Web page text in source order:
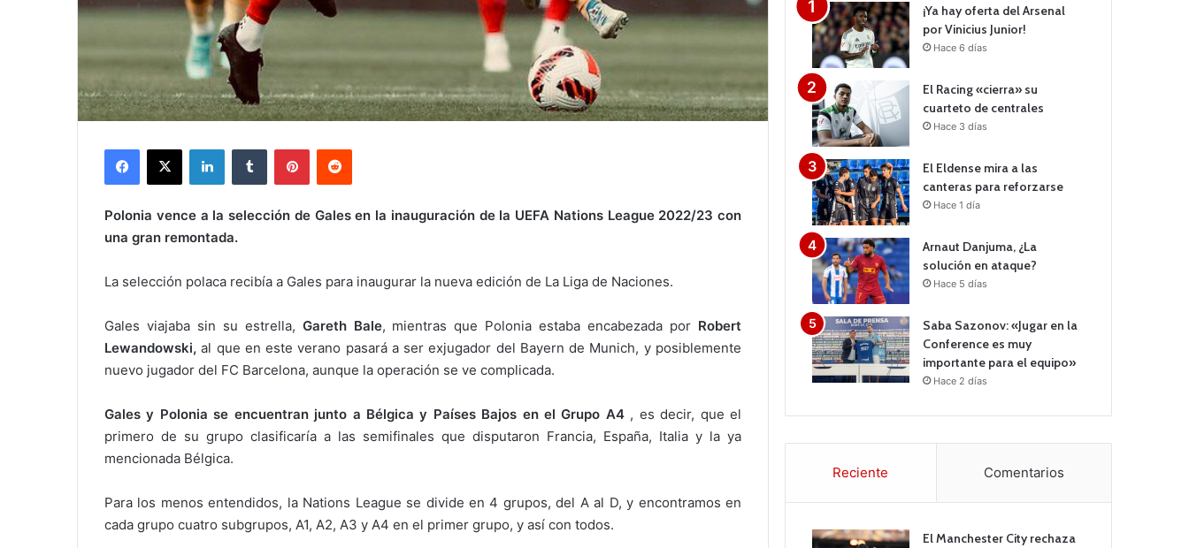
Polonia vence a la selección de Gales en la inauguración de la UEFA Nations League 2022/23 con
una gran remontada.
La selección polaca recibía a Gales para inaugurar la nueva edición de La Liga de Naciones.
Gales viajaba sin su estrella, Gareth Bale, mientras que Polonia estaba encabezada por Robert
Lewandowski, al que en este verano pasará a ser exjugador del Bayern de Munich, y posiblemente
nuevo jugador del FC Barcelona, aunque la operación se ve complicada.
Gales y Polonia se encuentran junto a Bélgica y Países Bajos en el Grupo A4, es decir, que el
primero de su grupo clasificaría a las semifinales que disputaron Francia, España, Italia y la ya
mencionada Bélgica.
Para los menos entendidos, la Nations League se divide en 4 grupos, del A al D, y encontramos en
cada grupo cuatro subgrupos, A1, A2, A3 y A4 en el primer grupo, y así con todos.
¡Ya hay oferta del Arsenal
por Vinicius Junior!
Hace 6 días
El Racing «cierra» su
cuarteto de centrales
Hace 3 días
El Eldense mira a las
canteras para reforzarse
Hace 1 día
Arnaut Danjuma, ¿La
solución en ataque?
Hace 5 días
Saba Sazonov: «Jugar en la
Conference es muy
importante para el equipo»
Hace 2 días
Reciente Comentarios
El Manchester City rechaza